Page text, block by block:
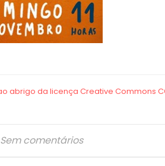
Sem comentários